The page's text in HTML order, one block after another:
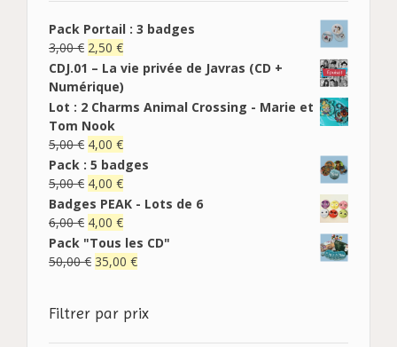
Pack Portail : 3 badges
3,00€ 2,50 €
CDJ.01 – La vie privée de Javras (CD +
Numérique)
Lot : 2 Charms Animal Crossing - Marie et
Tom Nook
5,00€ 4,00 €
Pack : 5 badges
5,00€ 4,00 €
Badges PEAK - Lots de 6
6,00€ 4,00 €
Pack "Tous les CD"
50,00€ 35,00 €
Filtrer par prix